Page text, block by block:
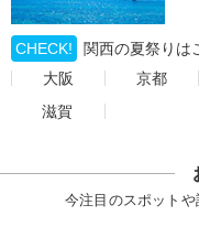
CHECK!
関西の夏祭りは
大阪
京都
滋賀
今注目のスポット